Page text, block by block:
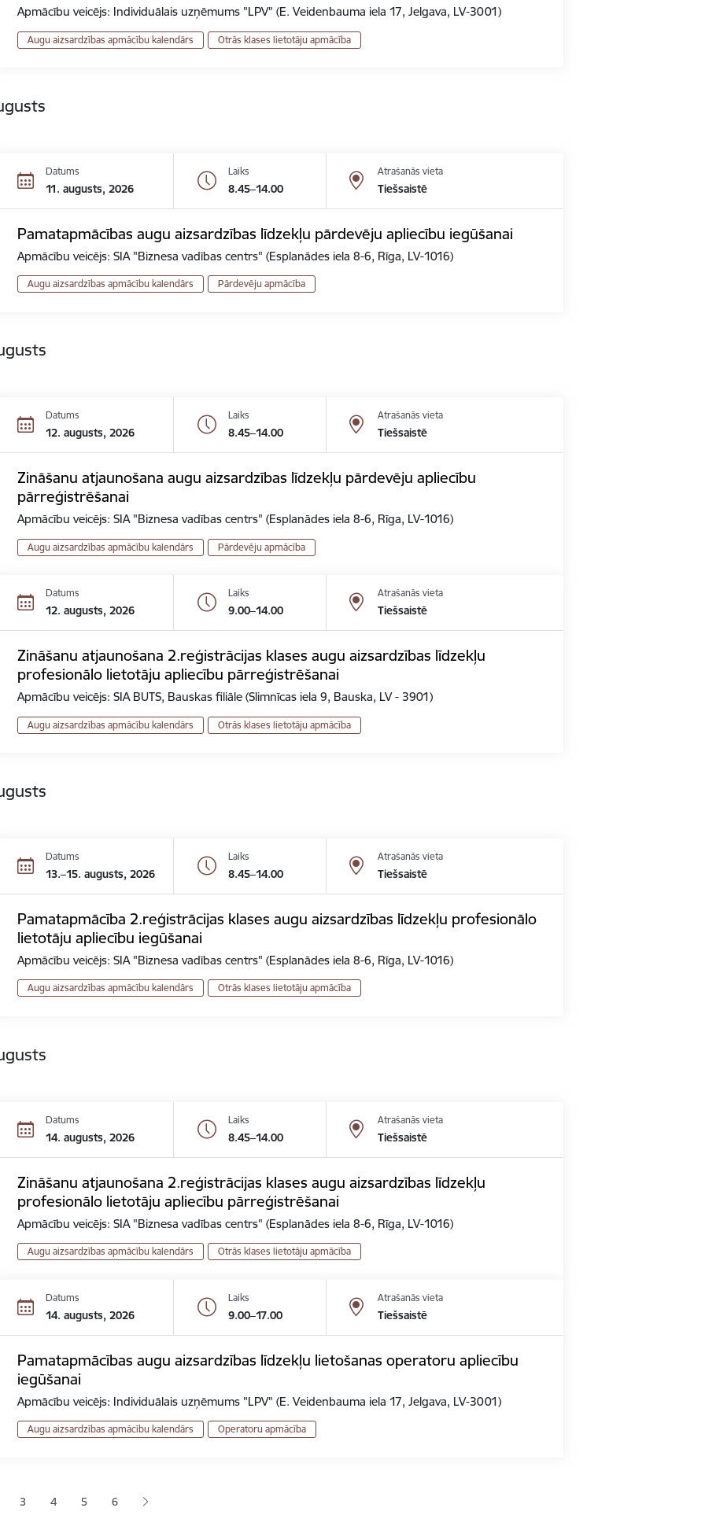
Apmācību veicējs: Individuālais uzņēmums "LPV" (E. Veidenbauma iela 17, Jelgava, LV-3001)
Augu aizsardzības apmācību kalendārs Otrās klases lietotāju apmācība
Datums
11. augusts, 2026
Laiks
8.45–14.00
Atrašanās vieta
Tiešsaistē
Pamatapmācības augu aizsardzības līdzekļu pārdevēju apliecību iegūšanai
Apmācību veicējs: SIA "Biznesa vadības centrs" (Esplanādes iela 8-6, Rīga, LV-1016)
Augu aizsardzības apmācību kalendārs Pārdevēju apmācība
Datums
12. augusts, 2026
Laiks
8.45–14.00
Atrašanās vieta
Tiešsaistē
Zināšanu atjaunošana augu aizsardzības līdzekļu pārdevēju apliecību
pārreģistrēšanai
Apmācību veicējs: SIA "Biznesa vadības centrs" (Esplanādes iela 8-6, Rīga, LV-1016)
Augu aizsardzības apmācību kalendārs Pārdevēju apmācība
Datums
12. augusts, 2026
Laiks
9.00–14.00
Atrašanās vieta
Tiešsaistē
Zināšanu atjaunošana 2.reģistrācijas klases augu aizsardzības līdzekļu
profesionālo lietotāju apliecību pārreģistrēšanai
Apmācību veicējs: SIA BUTS, Bauskas filiāle (Slimnīcas iela 9, Bauska, LV - 3901)
Augu aizsardzības apmācību kalendārs Otrās klases lietotāju apmācība
Datums
13.–15. augusts, 2026
Laiks
8.45–14.00
Atrašanās vieta
Tiešsaistē
Pamatapmācība 2.reģistrācijas klases augu aizsardzības līdzekļu profesionālo
lietotāju apliecību iegūšanai
Apmācību veicējs: SIA "Biznesa vadības centrs" (Esplanādes iela 8-6, Rīga, LV-1016)
Augu aizsardzības apmācību kalendārs Otrās klases lietotāju apmācība
Datums
14. augusts, 2026
Laiks
8.45–14.00
Atrašanās vieta
Tiešsaistē
Zināšanu atjaunošana 2.reģistrācijas klases augu aizsardzības līdzekļu
profesionālo lietotāju apliecību pārreģistrēšanai
Apmācību veicējs: SIA "Biznesa vadības centrs" (Esplanādes iela 8-6, Rīga, LV-1016)
Augu aizsardzības apmācību kalendārs Otrās klases lietotāju apmācība
Datums
14. augusts, 2026
Laiks
9.00–17.00
Atrašanās vieta
Tiešsaistē
Pamatapmācības augu aizsardzības līdzekļu lietošanas operatoru apliecību
iegūšanai
Apmācību veicējs: Individuālais uzņēmums "LPV" (E. Veidenbauma iela 17, Jelgava, LV-3001)
Augu aizsardzības apmācību kalendārs Operatoru apmācība
lapaLapa
3 Lapa
4 Lapa
5 6